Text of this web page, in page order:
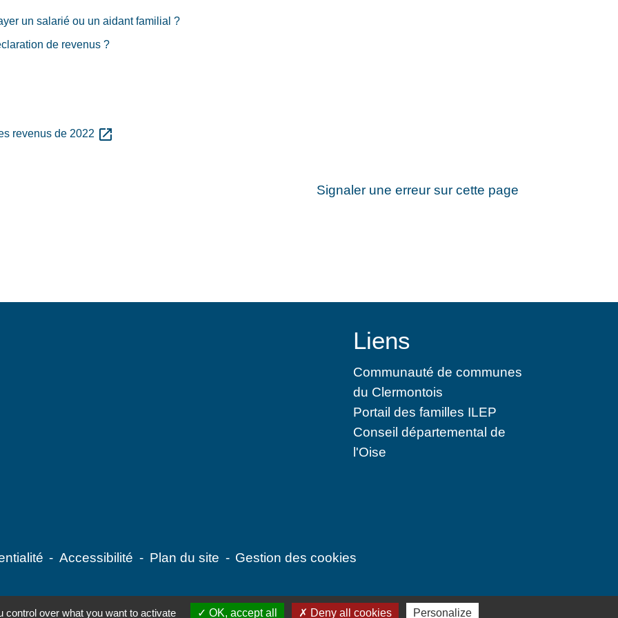
un salarié ou un aidant familial ?
de revenus ?
revenus de 2022 open_in_new
Signaler une erreur sur cette page
Liens
Communauté de communes
du Clermontois
Portail des familles ILEP
Conseil départemental de
l'Oise
- Accessibilité - Plan du site - Gestion des cookies
over what you want to activate OK, accept all Deny all cookies Personalize